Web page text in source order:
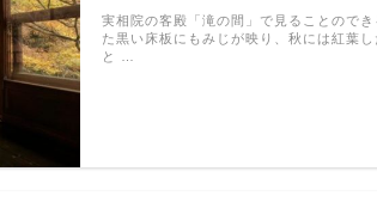
実相院の客殿「滝の間」で見ることので
た黒い床板にもみじが映り、秋には紅葉
と …